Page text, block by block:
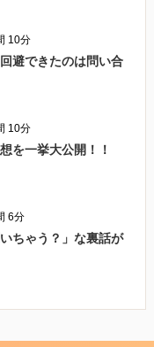
10分
避できたのは問い合
10分
を一挙大公開！！
6分
ちゃう？」な裏話が